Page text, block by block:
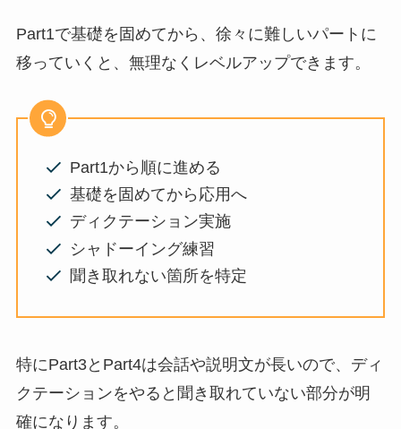
Part1で基礎を固めてから、徐々に難しいパートに
移っていくと、無理なくレベルアップできます。
Part1から順に進める
基礎を固めてから応用へ
ディクテーション実施
シャドーイング練習
聞き取れない箇所を特定
特にPart3とPart4は会話や説明文が長いので、ディ
クテーションをやると聞き取れていない部分が明
確になります。